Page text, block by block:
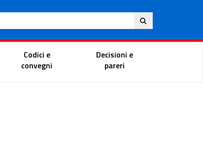
Ita
Portale del magistrato
Codici e
convegni
Decisioni e
pareri